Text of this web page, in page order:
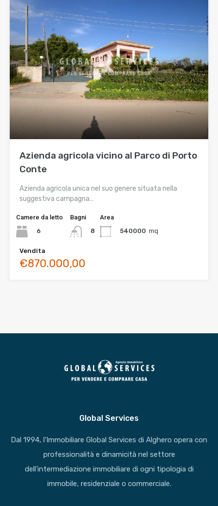
Azienda agricola vicino al Parco di Porto
Conte
Azienda agricola unica nel suo genere situata nella
suggestiva campagna…
Camere da letto
6
Bagni
8
Area
540000 mq
Vendita
€870.000,00
Global Services
Dal 1994, l’Immobiliare Global Services di Alghero opera con
professionalità e dinamicità nel settore
dell’intermediazione immobiliare di ogni tipologia di
immobile, residenziale o commerciale.